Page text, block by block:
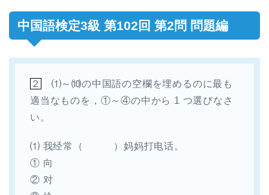
中国語検定3級 第102回 第2問 問題編
２
⑴～⑽の中国語の空欄を埋めるのに最も
適当なものを，①～④の中から 1 つ選びなさ
い。
⑴ 我经常（ ）妈妈打电话。
① 向
② 对